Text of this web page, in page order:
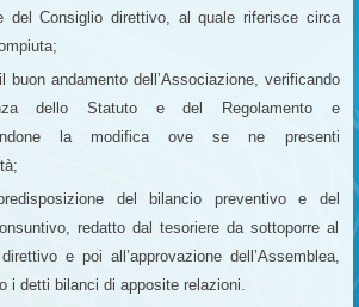
del Consiglio direttivo, al quale riferisce circa
buon andamento dell’Associazione, verificando
dello Statuto e del Regolamento e
la modifica ove se ne presenti
del bilancio preventivo e del
redatto dal tesoriere da sottoporre al
e poi all’approvazione dell’Assemblea,
i detti bilanci di apposite relazioni.